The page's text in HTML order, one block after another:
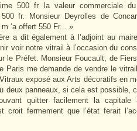
500 fr la valeur commerciale
fr. Monsieur Deyrolles de
‘a offert 550 Fr... »
a dit également à l’adjoint au maire
voir notre vitrail à l’occasion du
le Préfet. Monsieur Foucault, de
Paris me demande de vendre le
exposé aux Arts décoratifs en
deux panneaux, si cela est possible,
quitter facilement la
croit fermement que l’état ferait